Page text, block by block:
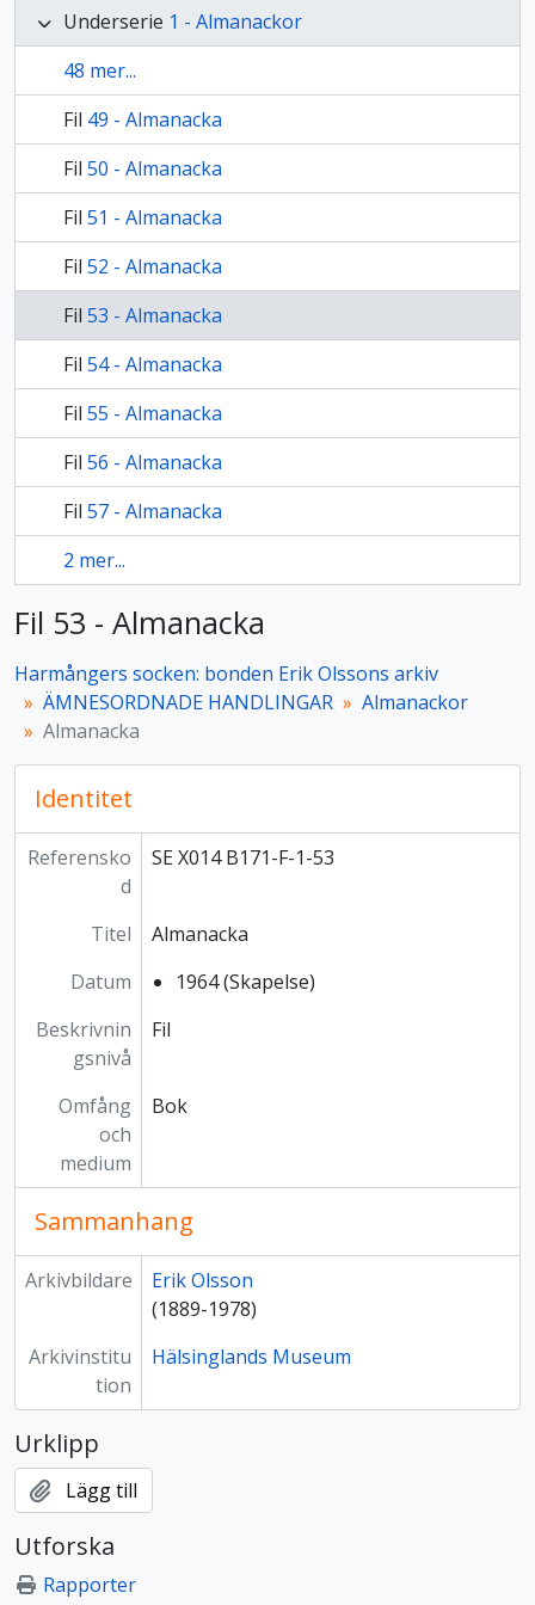
Underserie 1 - Almanackor
48 mer...
Fil 49 - Almanacka
Fil 50 - Almanacka
Fil 51 - Almanacka
Fil 52 - Almanacka
Fil 53 - Almanacka
Fil 54 - Almanacka
Fil 55 - Almanacka
Fil 56 - Almanacka
Fil 57 - Almanacka
2 mer...
Fil 53 - Almanacka
Harmångers socken: bonden Erik Olssons arkiv
ÄMNESORDNADE HANDLINGAR
Almanackor
Almanacka
Identitet
Referensko
d
SE X014 B171-F-1-53
Titel
Almanacka
Datum
1964 (Skapelse)
Beskrivnin
gsnivå
Fil
Omfång
och
medium
Bok
Sammanhang
Arkivbildare
Erik Olsson
(1889-1978)
Arkivinstitu
tion
Hälsinglands Museum
Urklipp
Lägg till
Utforska
Rapporter